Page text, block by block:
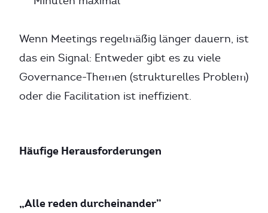
Wenn Meetings regelmäßig länger dauern, ist
das ein Signal: Entweder gibt es zu viele
Governance-Themen (strukturelles Problem)
oder die Facilitation ist ineffizient.
Häufige Herausforderungen
„Alle reden durcheinander”